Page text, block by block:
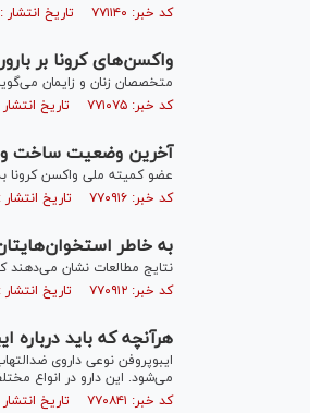
کد خبر: ۷۷۱۱۴۰ تاریخ انتشار : ۱۴۰۰/۰۸/۱۳
واکسن‌های کرونا بر
متخصصان زنان و زایمان می‌گوید:
کد خبر: ۷۷۱۰۷۵ تاریخ انتشار : ۱۴۰۰/۰۸/۱۲
آخرین وضعیت ساخت
عضو کمیته ملی واکسن کرونا
کد خبر: ۷۷۰۹۱۶ تاریخ انتشار : ۱۴۰۰/۰۸/۱۱
به خاطر استخوان‌هایتان، از مصرف ۶
نتایج مطالعات نشان می‌دهند
کد خبر: ۷۷۰۹۱۲ تاریخ انتشار : ۱۴۰۰/۰۸/۱۲
هرآنچه که باید درباره
ایبوپروفن نوعی داروی
می‌شود. این دارو در انواع
کد خبر: ۷۷۰۸۴۱ تاریخ انتشار : ۱۴۰۰/۰۸/۱۲